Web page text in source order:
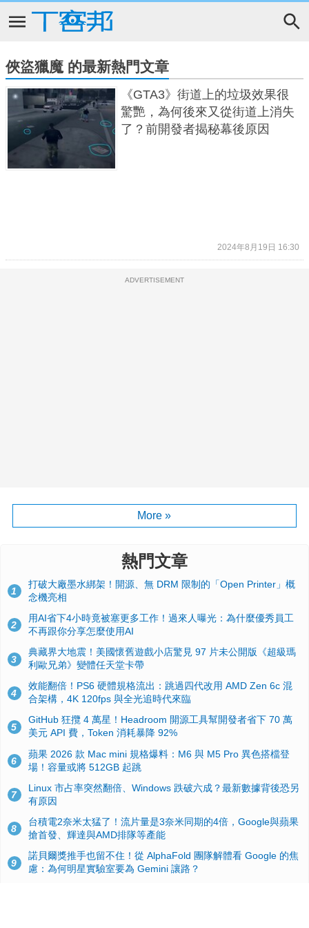
俠盜獵魔 的最新熱門文章
《GTA3》街道上的垃圾效果很
驚艷，為何後來又從街道上消失
了？前開發者揭秘幕後原因
2024年8月19日 16:30
ADVERTISEMENT
More »
熱門文章
1
打破大廠墨水綁架！開源、無 DRM 限制的「Open Printer」概
念機亮相
2
用AI省下4小時竟被塞更多工作！過來人曝光：為什麼優秀員工
不再跟你分享怎麼使用AI
3
典藏界大地震！美國懷舊遊戲小店驚見 97 片未公開版《超級瑪
利歐兄弟》變體任天堂卡帶
4
效能翻倍！PS6 硬體規格流出：跳過四代改用 AMD Zen 6c 混
合架構，4K 120fps 與全光追時代來臨
5
GitHub 狂攬 4 萬星！Headroom 開源工具幫開發者省下 70 萬
美元 API 費，Token 消耗暴降 92%
6
蘋果 2026 款 Mac mini 規格爆料：M6 與 M5 Pro 異色搭檔登
場！容量或將 512GB 起跳
7
Linux 市占率突然翻倍、Windows 跌破六成？最新數據背後恐另
有原因
8
台積電2奈米太猛了！流片量是3奈米同期的4倍，Google與蘋果
搶首發、輝達與AMD排隊等產能
9
諾貝爾獎推手也留不住！從 AlphaFold 團隊解體看 Google 的焦
慮：為何明星實驗室要為 Gemini 讓路？